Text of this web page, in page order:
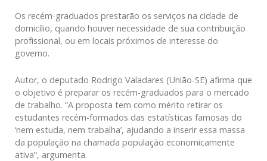
Os recém-graduados prestarão os serviços na cidade de
domicílio, quando houver necessidade de sua contribuição
profissional, ou em locais próximos de interesse do
governo.
Autor, o deputado Rodrigo Valadares (União-SE) afirma que
o objetivo é preparar os recém-graduados para o mercado
de trabalho. “A proposta tem como mérito retirar os
estudantes recém-formados das estatísticas famosas do
‘nem estuda, nem trabalha’, ajudando a inserir essa massa
da população na chamada população economicamente
ativa”, argumenta.